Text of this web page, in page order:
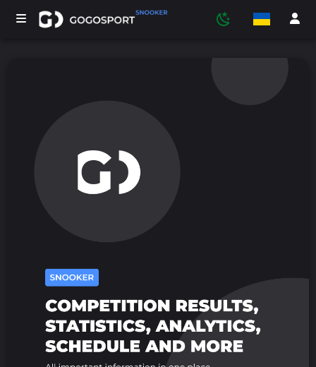
УЧАСНИКИ
МЕДІА